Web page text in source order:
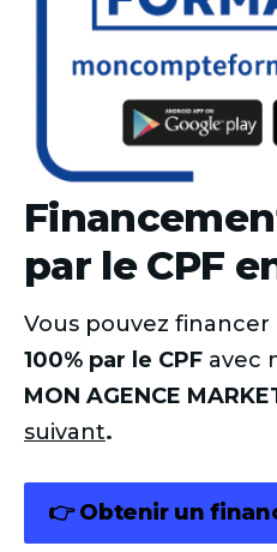
par le CPF
Vous pouvez financer
100% par le CPF avec
MON AGENCE
suivant.
👉 Obtenir un